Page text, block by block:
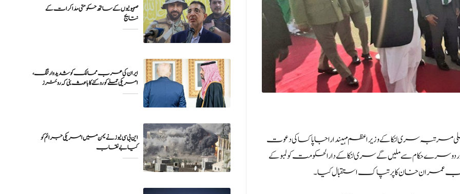
سری لنکا کے وزیراعظم مہیندا راجاپاکسا کی دعوت
اور دوسرے حکام سے ملیں گے سری لنکا کے دارالحکومت کولمبو کے
عمران خان کا پرتپاک استقبال کیا۔
صہیونیوں کے ساتھ حکومتی مذاکرات کے
نتایج
ایران کی عرب ممالک کو شدید وارننگ،
امریکی حملے کو روکنے کا باعث بنی کہ روئٹرز
این بی سی نیوز نے یمن میں امریکی جرائم کو